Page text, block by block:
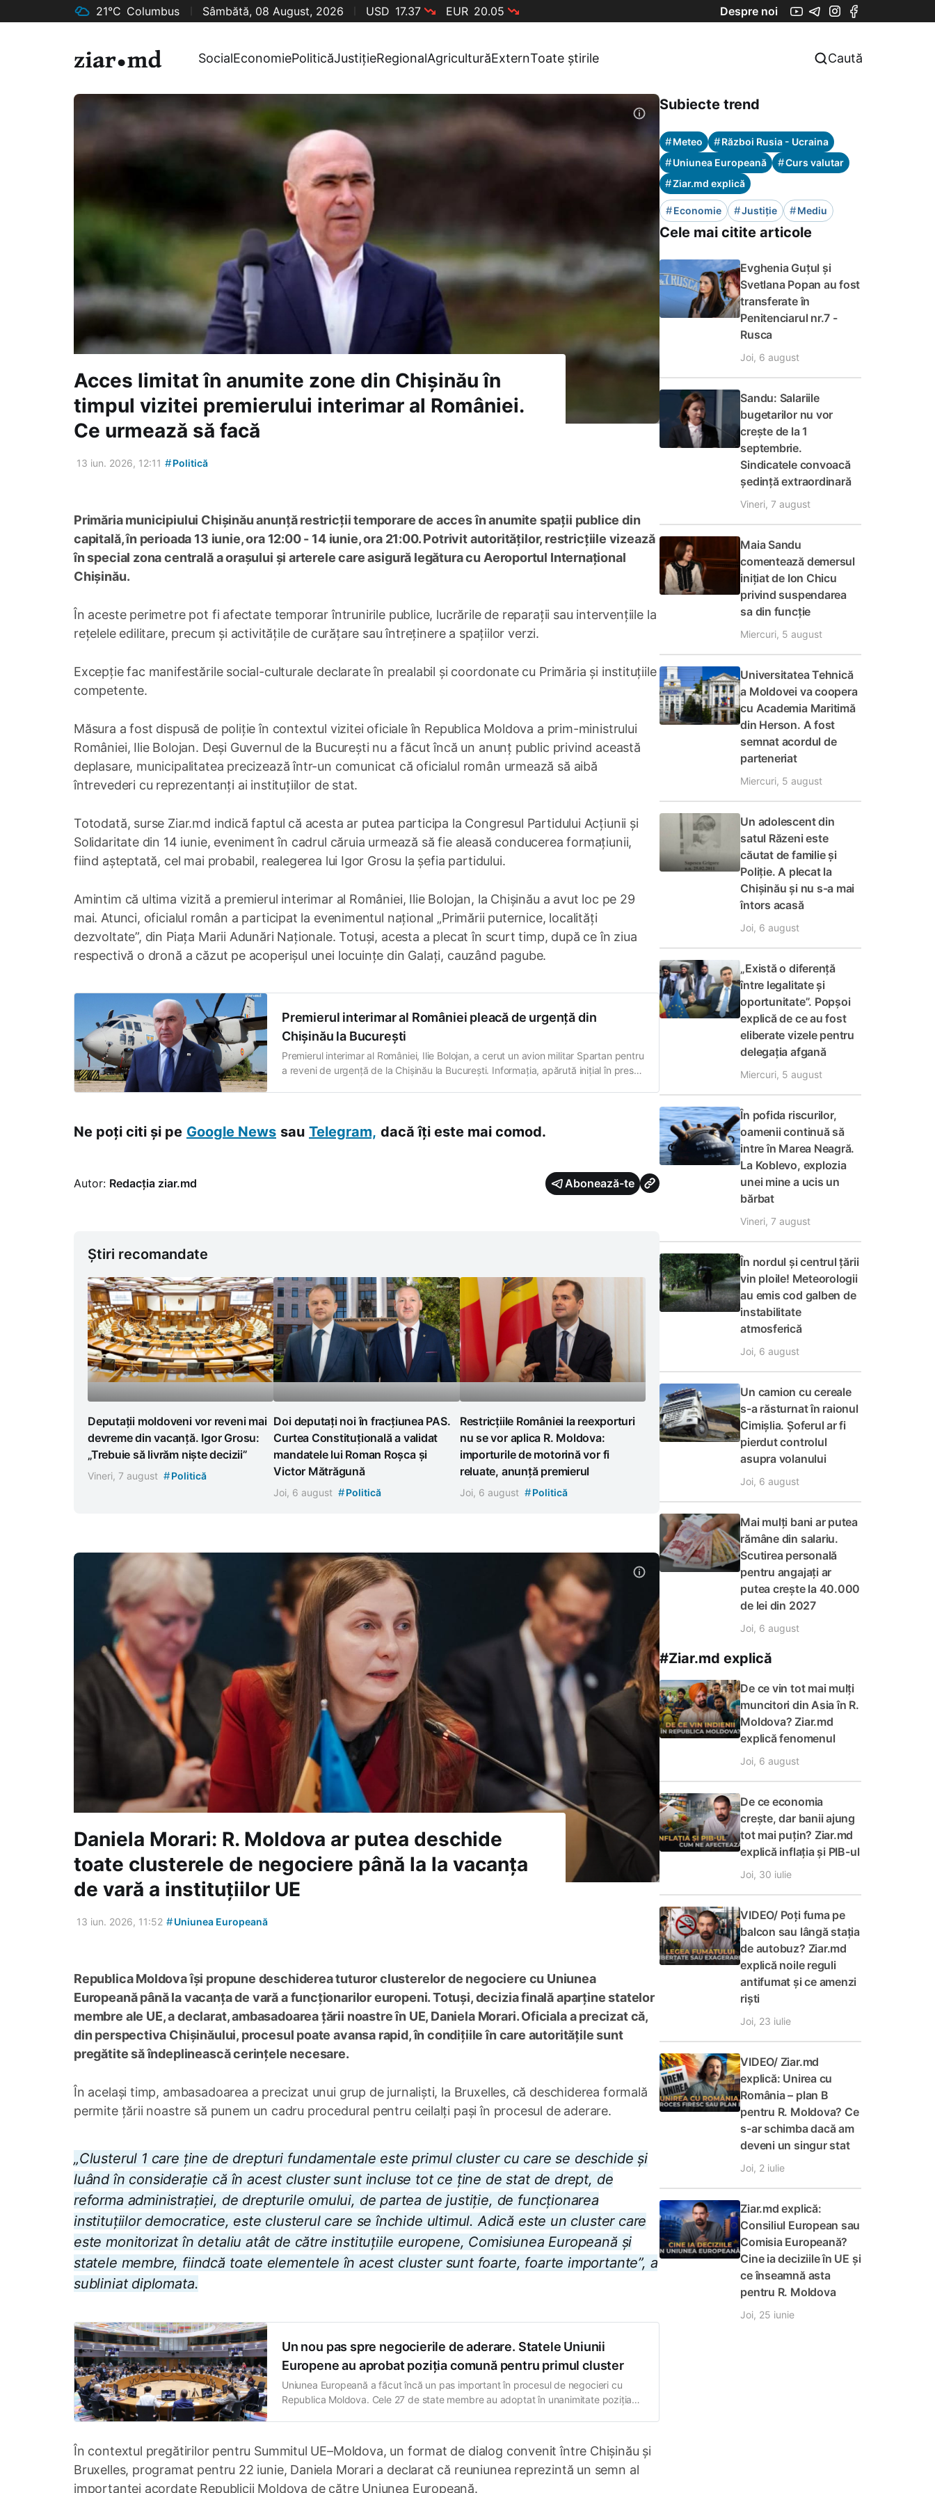
21°C Columbus Sâmbătă, 08 August, 2026 USD 17.37 EUR 20.05 Despre noi
SocialEconomiePoliticăJustițieRegionalAgriculturăExternToate știrile Caută
Acces limitat în anumite zone din Chișinău în
timpul vizitei premierului interimar al României.
Ce urmează să facă
13 iun. 2026, 12:11 #Politică
Primăria municipiului Chișinău anunță restricții temporare de acces în anumite spații publice din
capitală, în perioada 13 iunie, ora 12:00 - 14 iunie, ora 21:00. Potrivit autorităților, restricțiile vizează
în special zona centrală a orașului și arterele care asigură legătura cu Aeroportul Internațional
Chișinău.
În aceste perimetre pot fi afectate temporar întrunirile publice, lucrările de reparații sau intervențiile la
rețelele edilitare, precum și activitățile de curățare sau întreținere a spațiilor verzi.
Excepție fac manifestările social-culturale declarate în prealabil și coordonate cu Primăria și instituțiile
competente.
Măsura a fost dispusă de poliție în contextul vizitei oficiale în Republica Moldova a prim-ministrului
României, Ilie Bolojan. Deși Guvernul de la București nu a făcut încă un anunț public privind această
deplasare, municipalitatea precizează într-un comunicat că oficialul român urmează să aibă
întrevederi cu reprezentanți ai instituțiilor de stat.
Totodată, surse Ziar.md indică faptul că acesta ar putea participa la Congresul Partidului Acțiunii și
Solidaritate din 14 iunie, eveniment în cadrul căruia urmează să fie aleasă conducerea formațiunii,
fiind așteptată, cel mai probabil, realegerea lui Igor Grosu la șefia partidului.
Amintim că ultima vizită a premierul interimar al României, Ilie Bolojan, la Chișinău a avut loc pe 29
mai. Atunci, oficialul român a participat la evenimentul național „Primării puternice, localități
dezvoltate”, din Piața Marii Adunări Naționale. Totuși, acesta a plecat în scurt timp, după ce în ziua
respectivă o dronă a căzut pe acoperișul unei locuințe din Galați, cauzând pagube.
Premierul interimar al României pleacă de urgență din
Chișinău la București
Premierul interimar al României, Ilie Bolojan, a cerut un avion militar Spartan pentru
a reveni de urgență de la Chișinău la București. Informația, apărută inițial în presa
Ne poți citi și pe Google News sau Telegram, dacă îți este mai comod.
Autor: Redacția ziar.md Abonează-te
Știri recomandate
Deputații moldoveni vor reveni mai
devreme din vacanță. Igor Grosu:
„Trebuie să livrăm niște decizii”
Vineri, 7 august #Politică
Doi deputați noi în fracțiunea PAS.
Curtea Constituțională a validat
mandatele lui Roman Roșca și
Victor Mătrăgună
Joi, 6 august #Politică
Restricțiile României la reexporturi
nu se vor aplica R. Moldova:
importurile de motorină vor fi
reluate, anunță premierul
Joi, 6 august #Politică
Daniela Morari: R. Moldova ar putea deschide
toate clusterele de negociere până la la vacanța
de vară a instituțiilor UE
13 iun. 2026, 11:52 #Uniunea Europeană
Republica Moldova își propune deschiderea tuturor clusterelor de negociere cu Uniunea
Europeană până la vacanța de vară a funcționarilor europeni. Totuși, decizia finală aparține statelor
membre ale UE, a declarat, ambasadoarea țării noastre în UE, Daniela Morari. Oficiala a precizat că,
din perspectiva Chișinăului, procesul poate avansa rapid, în condițiile în care autoritățile sunt
pregătite să îndeplinească cerințele necesare.
În același timp, ambasadoarea a precizat unui grup de jurnaliști, la Bruxelles, că deschiderea formală
permite țării noastre să punem un cadru procedural pentru ceilalți pași în procesul de aderare.
„Clusterul 1 care ține de drepturi fundamentale este primul cluster cu care se deschide și
luând în considerație că în acest cluster sunt incluse tot ce ține de stat de drept, de
reforma administrației, de drepturile omului, de partea de justiție, de funcționarea
instituțiilor democratice, este clusterul care se închide ultimul. Adică este un cluster care
este monitorizat în detaliu atât de către instituțiile europene, Comisiunea Europeană și
statele membre, fiindcă toate elementele în acest cluster sunt foarte, foarte importante”, a
subliniat diplomata.
Un nou pas spre negocierile de aderare. Statele Uniunii
Europene au aprobat poziția comună pentru primul cluster
Uniunea Europeană a făcut încă un pas important în procesul de negocieri cu
Republica Moldova. Cele 27 de state membre au adoptat în unanimitate poziția
Cristina Gherasimov. Acest cluster stă
În contextul pregătirilor pentru Summitul UE–Moldova, un format de dialog convenit între Chișinău și
Bruxelles, programat pentru 22 iunie, Daniela Morari a declarat că reuniunea reprezintă un semn al
importanței acordate Republicii Moldova de către Uniunea Europeană.
Subiecte trend
#Meteo #Război Rusia - Ucraina
#Uniunea Europeană #Curs valutar
#Ziar.md explică
#Economie #Justiție #Mediu
Cele mai citite articole
Evghenia Guțul și
Svetlana Popan au fost
transferate în
Penitenciarul nr.7 -
Rusca
Joi, 6 august
Sandu: Salariile
bugetarilor nu vor
crește de la 1
septembrie.
Sindicatele convoacă
ședință extraordinară
Vineri, 7 august
Maia Sandu
comentează demersul
inițiat de Ion Chicu
privind suspendarea
sa din funcție
Miercuri, 5 august
Universitatea Tehnică
a Moldovei va coopera
cu Academia Maritimă
din Herson. A fost
semnat acordul de
parteneriat
Miercuri, 5 august
Un adolescent din
satul Răzeni este
căutat de familie și
Poliție. A plecat la
Chișinău și nu s-a mai
întors acasă
Joi, 6 august
„Există o diferență
între legalitate și
oportunitate”. Popșoi
explică de ce au fost
eliberate vizele pentru
delegația afgană
Miercuri, 5 august
În pofida riscurilor,
oamenii continuă să
intre în Marea Neagră.
La Koblevo, explozia
unei mine a ucis un
bărbat
Vineri, 7 august
În nordul și centrul țării
vin ploile! Meteorologii
au emis cod galben de
instabilitate
atmosferică
Joi, 6 august
Un camion cu cereale
s-a răsturnat în raionul
Cimișlia. Șoferul ar fi
pierdut controlul
asupra volanului
Joi, 6 august
Mai mulți bani ar putea
rămâne din salariu.
Scutirea personală
pentru angajați ar
putea crește la 40.000
de lei din 2027
Joi, 6 august
#Ziar.md explică
De ce vin tot mai mulți
muncitori din Asia în R.
Moldova? Ziar.md
explică fenomenul
Joi, 6 august
De ce economia
crește, dar banii ajung
tot mai puțin? Ziar.md
explică inflația și PIB-ul
Joi, 30 iulie
VIDEO/ Poți fuma pe
balcon sau lângă stația
de autobuz? Ziar.md
explică noile reguli
antifumat și ce amenzi
riști
Joi, 23 iulie
VIDEO/ Ziar.md
explică: Unirea cu
România – plan B
pentru R. Moldova? Ce
s-ar schimba dacă am
deveni un singur stat
Joi, 2 iulie
Ziar.md explică:
Consiliul European sau
Comisia Europeană?
Cine ia deciziile în UE și
ce înseamnă asta
pentru R. Moldova
Joi, 25 iunie